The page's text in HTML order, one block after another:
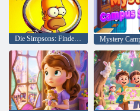
Die Simpsons: Finden Sie den Unterschied